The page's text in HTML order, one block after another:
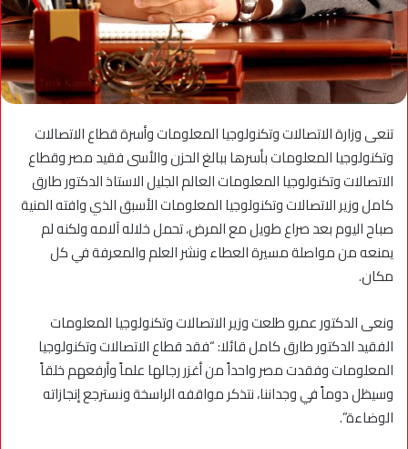
تنعى وزارة الاتصالات وتكنولوجيا المعلومات وأسرة قطاع الاتصالات
وتكنولوجيا المعلومات بأسرها ببالغ الحزن والأسى فقيد مصر وقطاع
الاتصالات وتكنولوجيا المعلومات العالم الجليل الاستاذ الدكتور طارق
كامل وزير الاتصالات وتكنولوجيا المعلومات الأسبق الذي وافته المنية
صباح اليوم بعد صراع طويل مع المرض، تحمل خلاله آلامه ولكنه لم
يمنعه من مواصلة مسيرة العطاء ونشر العلم والمعرفة في كل
مكان.
ونعى الدكتور عمرو طلعت وزير الاتصالات وتكنولوجيا المعلومات
الفقيد الدكتور طارق كامل قائلا: “فقد قطاع الاتصالات وتكنولوجيا
المعلومات وفقدت مصر واحداً من أغزر رجالها علماً وأرفعهم خلقاً
وسيظل دوماً في وجداننا، نتذكر مواقفه الراسخة ونسترجع إنجازاته
الوضاءة”.